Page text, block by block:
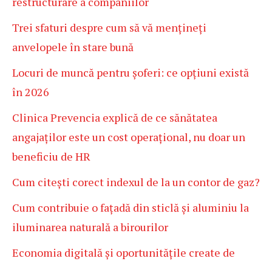
Trei sfaturi despre cum să vă mențineți
anvelopele în stare bună
Locuri de muncă pentru șoferi: ce opțiuni există
în 2026
Clinica Prevencia explică de ce sănătatea
angajaților este un cost operațional, nu doar un
beneficiu de HR
Cum citești corect indexul de la un contor de gaz?
Cum contribuie o fațadă din sticlă și aluminiu la
iluminarea naturală a birourilor
Economia digitală și oportunitățile create de